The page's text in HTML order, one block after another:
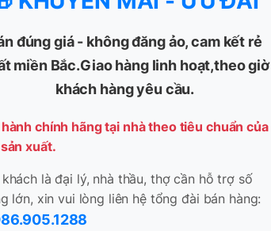
đúng giá - không đăng ảo, cam kết rẻ
miền Bắc.Giao hàng linh hoạt,theo giờ
khách hàng yêu cầu.
hành chính hãng tại nhà theo tiêu chuẩn của
xuất.
khách là đại lý, nhà thầu, thợ cần hỗ trợ số
lớn, xin vui lòng liên hệ tổng đài bán hàng: